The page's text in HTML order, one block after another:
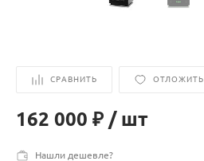
СРАВНИТЬ ОТЛОЖИТЬ
162 000 ₽ / шт
Нашли дешевле?